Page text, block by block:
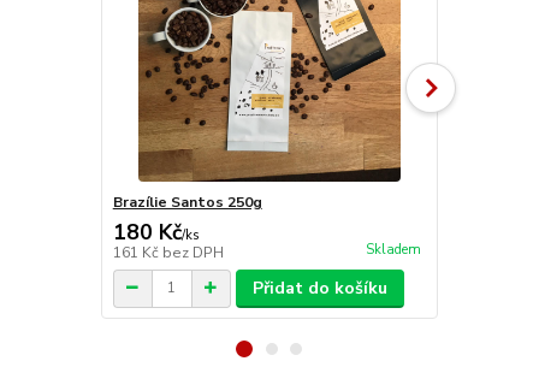
Brazílie Santos 250g
180 Kč/ks
161 Kč bez DPH Skladem
Přidat do košíku